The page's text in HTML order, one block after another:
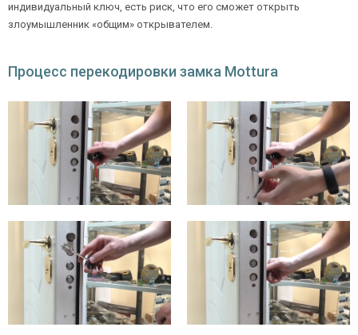
индивидуальный ключ, есть риск, что его сможет открыть
злоумышленник «общим» открывателем.
Процесс перекодировки замка Mottura